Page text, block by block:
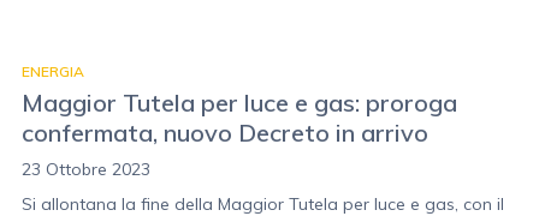
ENERGIA
Maggior Tutela per luce e gas: proroga
confermata, nuovo Decreto in arrivo
23 Ottobre 2023
Si allontana la fine della Maggior Tutela per luce e gas, con il